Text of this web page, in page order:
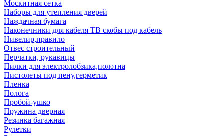
Москитная сетка
Наборы для утепления дверей
Наждачная бумага
Наконечники для кабеля ТВ скобы под кабель
Нивелир,правило
Отвес строительный
Перчатки, рукавицы
Пилки для электролобзика,полотна
Пистолеты под пену,герметик
Пленка
Полога
Пробой-ушко
Пружина дверная
Резинка багажная
Рулетки